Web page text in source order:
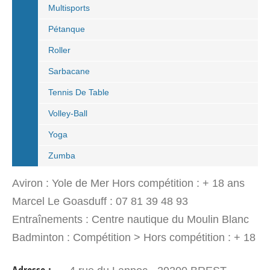
Multisports
Pétanque
Roller
Sarbacane
Tennis De Table
Volley-Ball
Yoga
Zumba
Aviron : Yole de Mer Hors compétition : + 18 ans
Marcel Le Goasduff : 07 81 39 48 93
Entraînements : Centre nautique du Moulin Blanc
Badminton : Compétition > Hors compétition : + 18